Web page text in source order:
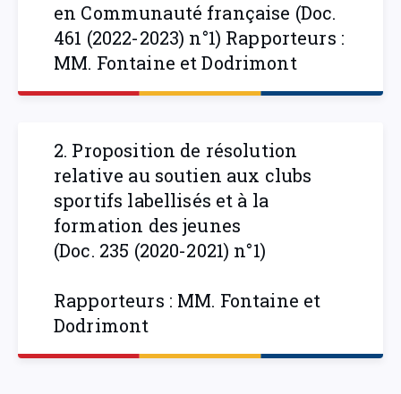
en Communauté française (Doc.
461 (2022-2023) n°1) Rapporteurs :
MM. Fontaine et Dodrimont
2. Proposition de résolution
relative au soutien aux clubs
sportifs labellisés et à la
formation des jeunes
(Doc. 235 (2020-2021) n°1)
Rapporteurs : MM. Fontaine et
Dodrimont